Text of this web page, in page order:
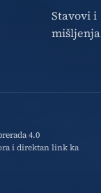
Stavovi i
mišljenja
4.0
i direktan link ka